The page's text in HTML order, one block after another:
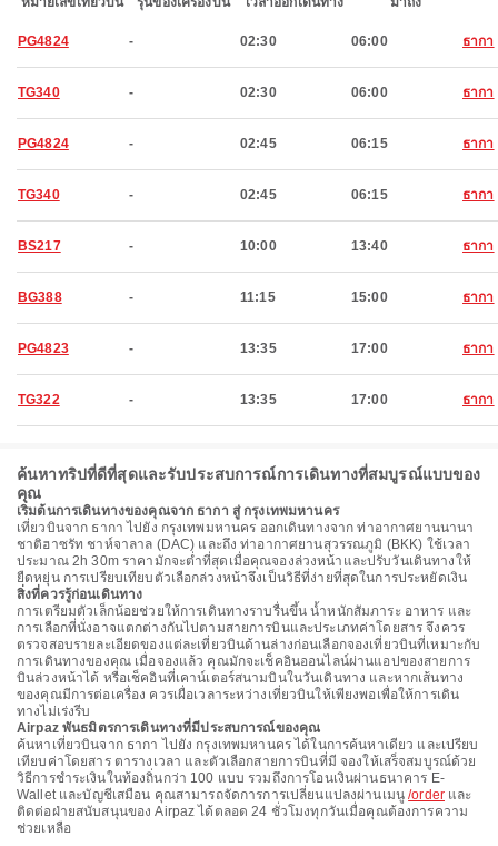
PG4824 - 02:30 06:00 ธากา
TG340 - 02:30 06:00 ธากา
PG4824 - 02:45 06:15 ธากา
TG340 - 02:45 06:15 ธากา
BS217 - 10:00 13:40 ธากา
BG388 - 11:15 15:00 ธากา
PG4823 - 13:35 17:00 ธากา
TG322 - 13:35 17:00 ธากา
ค้นหาทริปที่ดีที่สุดและรับประสบการณ์การเดินทางที่สมบูรณ์แบบของ
คุณ
เริ่มต้นการเดินทางของคุณจาก ธากา สู่ กรุงเทพมหานคร
เที่ยวบินจาก ธากา ไปยัง กรุงเทพมหานคร ออกเดินทางจาก ท่าอากาศยานนานา
ชาติฮาซรัท ชาห์จาลาล (DAC) และถึง ท่าอากาศยานสุวรรณภูมิ (BKK) ใช้เวลา
ประมาณ 2h 30m ราคามักจะต่ำที่สุดเมื่อคุณจองล่วงหน้าและปรับวันเดินทางให้
ยืดหยุ่น การเปรียบเทียบตัวเลือกล่วงหน้าจึงเป็นวิธีที่ง่ายที่สุดในการประหยัดเงิน
สิ่งที่ควรรู้ก่อนเดินทาง
การเตรียมตัวเล็กน้อยช่วยให้การเดินทางราบรื่นขึ้น น้ำหนักสัมภาระ อาหาร และ
การเลือกที่นั่งอาจแตกต่างกันไปตามสายการบินและประเภทค่าโดยสาร จึงควร
ตรวจสอบรายละเอียดของแต่ละเที่ยวบินด้านล่างก่อนเลือกจองเที่ยวบินที่เหมาะกับ
การเดินทางของคุณ เมื่อจองแล้ว คุณมักจะเช็คอินออนไลน์ผ่านแอปของสายการ
บินล่วงหน้าได้ หรือเช็คอินที่เคาน์เตอร์สนามบินในวันเดินทาง และหากเส้นทาง
ของคุณมีการต่อเครื่อง ควรเผื่อเวลาระหว่างเที่ยวบินให้เพียงพอเพื่อให้การเดิน
ทางไม่เร่งรีบ
Airpaz พันธมิตรการเดินทางที่มีประสบการณ์ของคุณ
ค้นหาเที่ยวบินจาก ธากา ไปยัง กรุงเทพมหานคร ได้ในการค้นหาเดียว และเปรียบ
เทียบค่าโดยสาร ตารางเวลา และตัวเลือกสายการบินที่มี จองให้เสร็จสมบูรณ์ด้วย
วิธีการชำระเงินในท้องถิ่นกว่า 100 แบบ รวมถึงการโอนเงินผ่านธนาคาร E-
Wallet และบัญชีเสมือน คุณสามารถจัดการการเปลี่ยนแปลงผ่านเมนู/orderและ
ติดต่อฝ่ายสนับสนุนของ Airpaz ได้ตลอด 24 ชั่วโมงทุกวันเมื่อคุณต้องการความ
ช่วยเหลือ